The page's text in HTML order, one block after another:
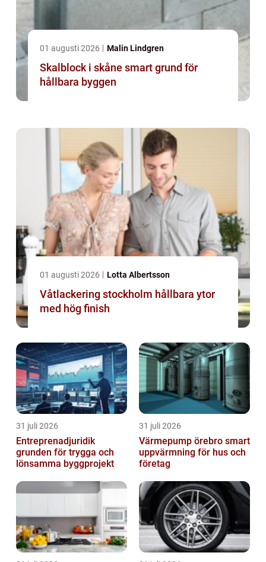
01 augusti 2026 Malin Lindgren
Skalblock i skåne smart grund för
hållbara byggen
01 augusti 2026 Lotta Albertsson
Våtlackering stockholm hållbara ytor
med hög finish
31 juli 2026
Entreprenadjuridik
grunden för trygga och
lönsamma byggprojekt
31 juli 2026
Värmepump örebro smart
uppvärmning för hus och
företag